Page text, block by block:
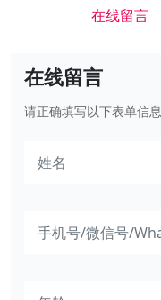
在线留言
在线留言
请正确填写以下表单信息